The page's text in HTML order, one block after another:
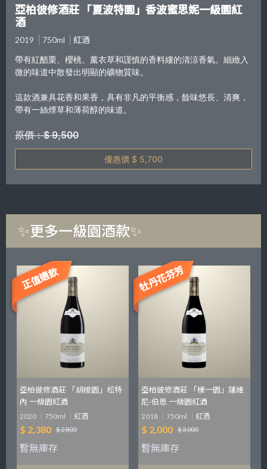
亞柏彼修酒莊 「夏波特園」香波蜜思妮一級園紅
酒
2019 750ml
紅酒
帶有紅醋栗、櫻桃、薰衣草和謹慎的香料縷的清涼香氣。細緻入
微的味道中散發出明顯的礦物質味。
這款酒兼具花香和果香，具有非凡的平衡感，餘味悠長、清爽，
帶有一絲煙草和薄荷醇的味道。
原價：$ 9,500
優惠價 $ 5,700
✨更多一級園酒款✨
正值適飲
亞柏彼修酒莊 「胡梭園」松特
內 一級園紅酒
2020 750ml 紅酒
$ 2,380 $ 2,800
暫無庫存
牡丹花芬芳
亞柏彼修酒莊 「樸一園」薩維
尼·伯恩 一級園紅酒
2018 750ml 紅酒
$ 2,000 $ 3,000
暫無庫存